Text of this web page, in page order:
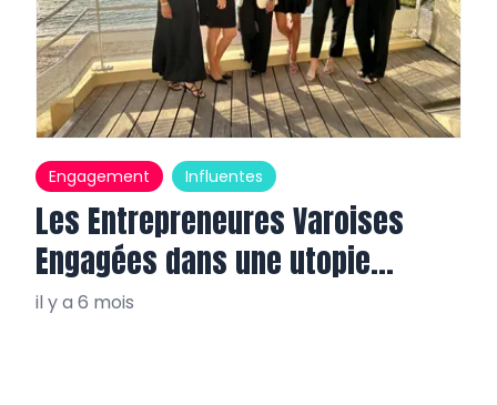
Engagement Influentes
Les Entrepreneures Varoises
Engagées dans une utopie
réaliste
il y a 6 mois